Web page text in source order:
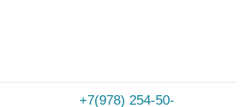
+7(978) 254-50-